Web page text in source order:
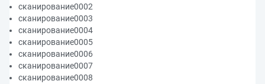
сканирование0002
сканирование0003
сканирование0004
сканирование0005
сканирование0006
сканирование0007
сканирование0008